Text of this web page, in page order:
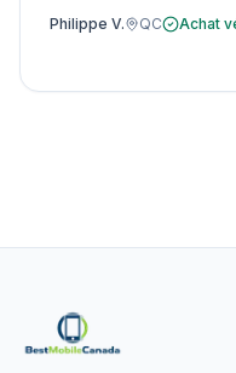
Philippe V. QC Achat